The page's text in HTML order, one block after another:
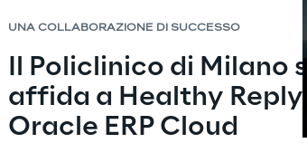
UNA COLLABORAZIONE DI SUCCESSO
Il Policlinico di Milano
affida a Healthy Reply
Oracle ERP Cloud